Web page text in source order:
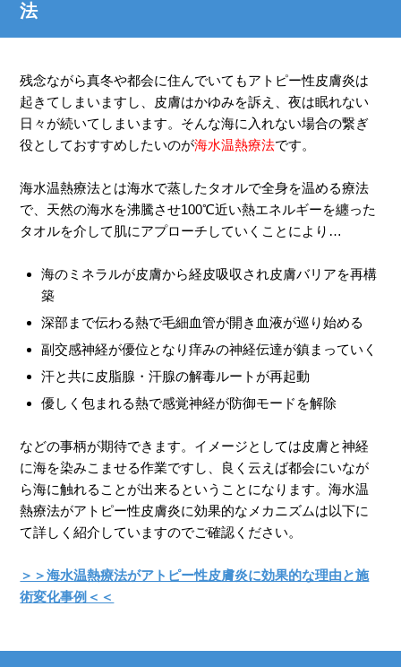
法
残念ながら真冬や都会に住んでいてもアトピー性皮膚炎は
起きてしまいますし、皮膚はかゆみを訴え、夜は眠れない
日々が続いてしまいます。そんな海に入れない場合の繋ぎ
役としておすすめしたいのが海水温熱療法です。
海水温熱療法とは海水で蒸したタオルで全身を温める療法
で、天然の海水を沸騰させ100℃近い熱エネルギーを纏った
タオルを介して肌にアプローチしていくことにより…
海のミネラルが皮膚から経皮吸収され皮膚バリアを再構
築
深部まで伝わる熱で毛細血管が開き血液が巡り始める
副交感神経が優位となり痒みの神経伝達が鎮まっていく
汗と共に皮脂腺・汗腺の解毒ルートが再起動
優しく包まれる熱で感覚神経が防御モードを解除
などの事柄が期待できます。イメージとしては皮膚と神経
に海を染みこませる作業ですし、良く云えば都会にいなが
ら海に触れることが出来るということになります。海水温
熱療法がアトピー性皮膚炎に効果的なメカニズムは以下に
て詳しく紹介していますのでご確認ください。
＞＞海水温熱療法がアトピー性皮膚炎に効果的な理由と施
術変化事例＜＜